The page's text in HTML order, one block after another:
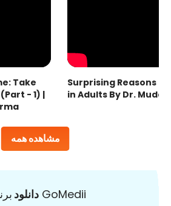
مشاهده همه
Take
- 1) |
Surprising Reasons
in Adults By Dr.
دانلودبرنامه GoMedii